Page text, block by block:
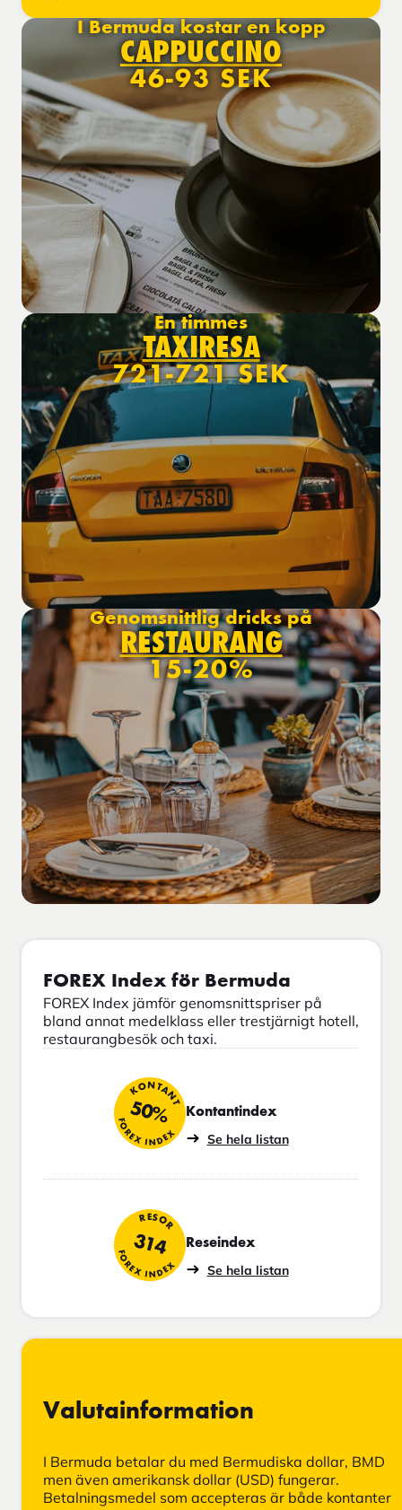
I Bermuda kostar en kopp
CAPPUCCINO
46-93 SEK
En timmes
TAXIRESA
721-721 SEK
Genomsnittlig dricks på
RESTAURANG
15-20%
FOREX Index för Bermuda
FOREX Index jämför genomsnittspriser på
bland annat medelklass eller trestjärnigt hotell,
restaurangbesök och taxi.
KONTANT
50%
FOREX INDEX
Kontantindex
Se hela listan
RESOR
314
FOREX INDEX
Reseindex
Se hela listan
Valutainformation
I Bermuda betalar du med Bermudiska dollar, BMD
men även amerikansk dollar (USD) fungerar.
Betalningsmedel som accepteras är både kontanter